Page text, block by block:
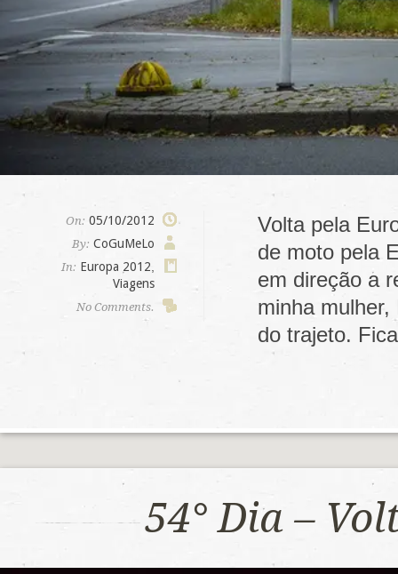
On: 05/10/2012
By: CoGuMeLo
In: Europa 2012
Viagens
No Comments.
Volta pela
de moto pela
em direção a
minha
do trajeto.
54° Dia –